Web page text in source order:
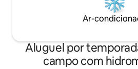
Ar-
Aluguel por
campo com